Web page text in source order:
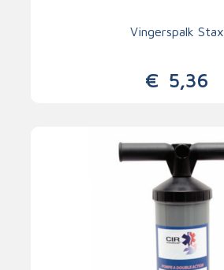
Vingerspalk Stax
€ 5,36